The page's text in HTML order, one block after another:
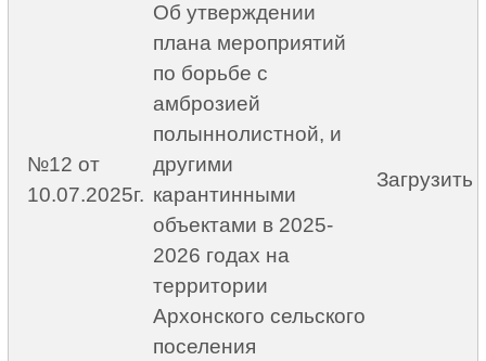
№12 от
10.07.2025г.
Об утверждении
плана мероприятий
по борьбе с
амброзией
полыннолистной, и
другими
карантинными
объектами в 2025-
2026 годах на
территории
Архонского сельского
поселения
Загрузить